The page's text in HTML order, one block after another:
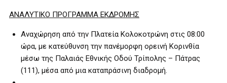
ΑΝΑΛΥΤΙΚΟ ΠΡΟΓΡΑΜΜΑ ΕΚΔΡΟΜΗΣ
Αναχώρηση από την Πλατεία Κολοκοτρώνη στις 08:00
ώρα, με κατεύθυνση την πανέμορφη ορεινή Κορινθία
μέσω της Παλαιάς Εθνικής Οδού Τρίπολης – Πάτρας
(111), μέσα από μια καταπράσινη διαδρομή.